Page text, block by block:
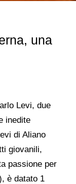
una
Levi, due
inedite
di Aliano
giovanili,
passione per
è datato 1